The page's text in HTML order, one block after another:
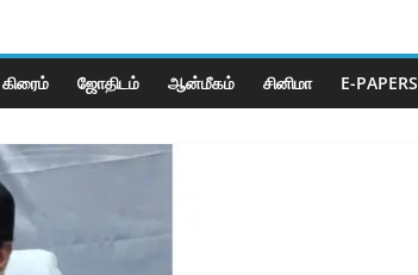
கிரைம் ஜோ‌திட‌ம் ஆன்மீகம் சினிமா E-PAPERS